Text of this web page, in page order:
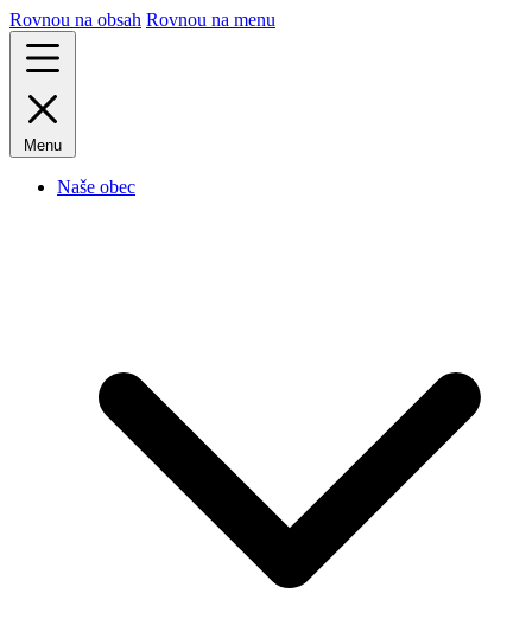
Rovnou na obsah Rovnou na menu
Menu
Naše obec